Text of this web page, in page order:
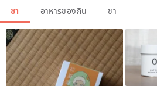
ชา อาหารของกิน ชา